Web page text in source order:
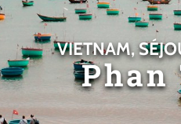
VIETNAM,